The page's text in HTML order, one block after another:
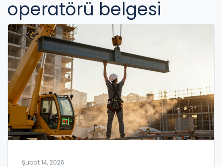
operatörü belgesi
Şubat 14, 2026